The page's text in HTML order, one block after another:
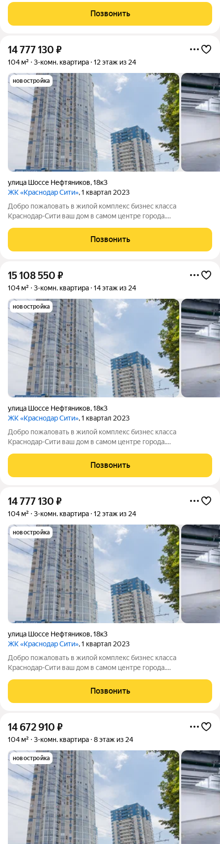
метров. Две изолированные спальни площадью 17,17 и 16,22
квадратных метров с большими окнами и выходом
Позвонить
14 777 130 ₽
104 м² 3-комн. квартира 12 этаж из 24
новостройка
улица Шоссе Нефтяников,18к3
ЖК «Краснодар Сити», 1 квартал 2023
Добро пожаловать в жилой комплекс бизнес класса
Краснодар-Сити ваш дом в самом центре города.
метров. Две изолированные спальни площадью 17,17 и 16,22
квадратных метров с большими окнами и выходом
Позвонить
15 108 550 ₽
104 м² 3-комн. квартира 14 этаж из 24
новостройка
улица Шоссе Нефтяников,18к3
ЖК «Краснодар Сити», 1 квартал 2023
Добро пожаловать в жилой комплекс бизнес класса
Краснодар-Сити ваш дом в самом центре города.
метров. Две изолированные спальни площадью 17,17 и 16,22
квадратных метров с большими окнами и выходом
Позвонить
14 777 130 ₽
104 м² 3-комн. квартира 12 этаж из 24
новостройка
улица Шоссе Нефтяников,18к3
ЖК «Краснодар Сити», 1 квартал 2023
Добро пожаловать в жилой комплекс бизнес класса
Краснодар-Сити ваш дом в самом центре города.
метров. Две изолированные спальни площадью 17,17 и 16,22
квадратных метров с большими окнами и выходом
Позвонить
14 672 910 ₽
104 м² 3-комн. квартира 8 этаж из 24
новостройка